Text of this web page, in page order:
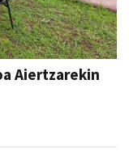
Aiertzarekin